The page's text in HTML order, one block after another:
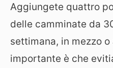
Aggiungete quattro
delle camminate da
settimana, in mezzo
importante è che